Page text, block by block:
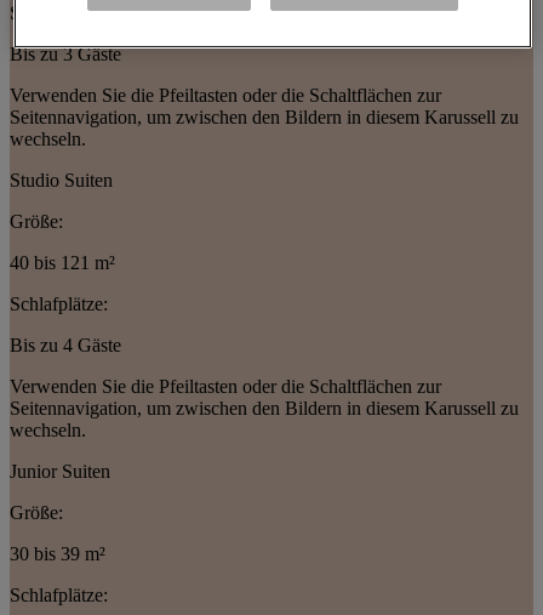
Schlafplätze:
Bis zu 3 Gäste
Verwenden Sie die Pfeiltasten oder die Schaltflächen zur
Seitennavigation, um zwischen den Bildern in diesem Karussell zu
wechseln.
Studio Suiten
Größe:
40 bis 121 m²
Schlafplätze:
Bis zu 4 Gäste
Verwenden Sie die Pfeiltasten oder die Schaltflächen zur
Seitennavigation, um zwischen den Bildern in diesem Karussell zu
wechseln.
Junior Suiten
Größe:
30 bis 39 m²
Schlafplätze: